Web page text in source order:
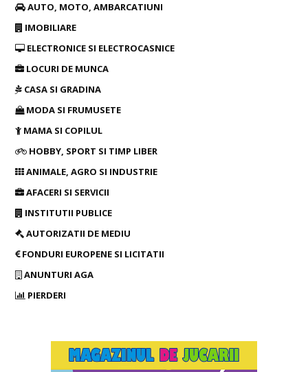
AUTO, MOTO, AMBARCATIUNI
IMOBILIARE
ELECTRONICE SI ELECTROCASNICE
LOCURI DE MUNCA
CASA SI GRADINA
MODA SI FRUMUSETE
MAMA SI COPILUL
HOBBY, SPORT SI TIMP LIBER
ANIMALE, AGRO SI INDUSTRIE
AFACERI SI SERVICII
INSTITUTII PUBLICE
AUTORIZATII DE MEDIU
FONDURI EUROPENE SI LICITATII
ANUNTURI AGA
PIERDERI